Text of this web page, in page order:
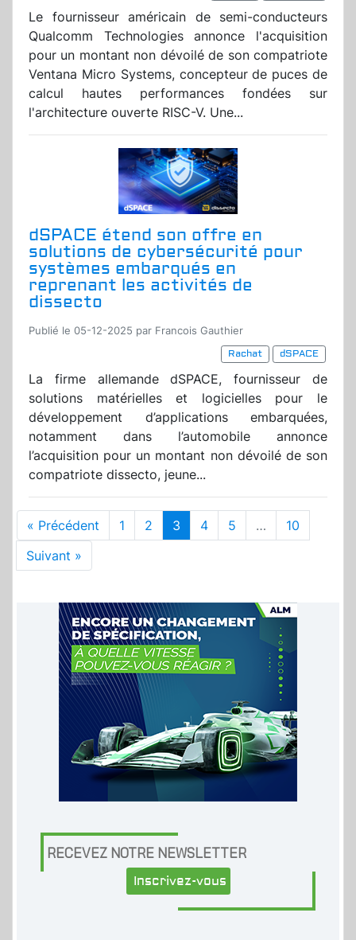
Le fournisseur américain de semi-conducteurs
Qualcomm Technologies annonce l'acquisition
pour un montant non dévoilé de son compatriote
Ventana Micro Systems, concepteur de puces de
calcul hautes performances fondées sur
l'architecture ouverte RISC-V. Une...
dSPACE étend son offre en
solutions de cybersécurité pour
systèmes embarqués en
reprenant les activités de
dissecto
Publié le 05-12-2025 par Francois Gauthier
Rachat
dSPACE
La firme allemande dSPACE, fournisseur de
solutions matérielles et logicielles pour le
développement d’applications embarquées,
notamment dans l’automobile annonce
l’acquisition pour un montant non dévoilé de son
compatriote dissecto, jeune...
« Précédent 1 2 3 4 5 …
10
Suivant »
RECEVEZ NOTRE NEWSLETTER
Inscrivez-vous